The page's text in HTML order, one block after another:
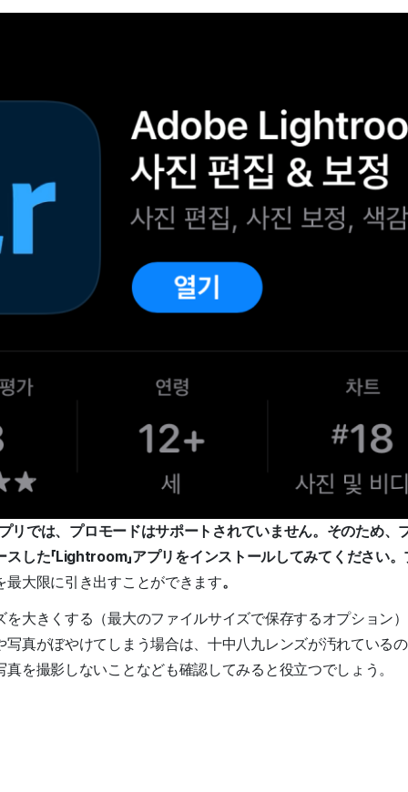
リでは、プロモードはサポートされていません。そのため、
した「Lightroom」アプリをインストールしてみてください
最大限に引き出すことができます。
を大きくする（最大のファイルサイズで保存するオプション
写真がぼやけてしまう場合は、十中八九レンズが汚れている
を撮影しないことなども確認してみると役立つでしょう。